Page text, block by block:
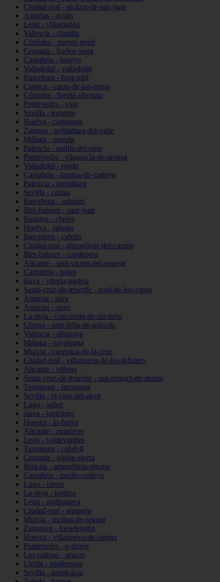
Ciudad-real - alcázar-de-san-juan
Asturias - avilés
León - villamañán
Valencia - chulilla
Córdoba - puente-genil
Granada - huétor-vega
Cantabria - bareyo
Valladolid - valladolid
Barcelona - font-rubí
Cuenca - casas-de-los-pinos
Córdoba - fuente-obejuna
Pontevedra - vigo
Sevilla - tomares
Huelva - cortegana
Zamora - pobladura-del-valle
Málaga - monda
Palencia - autilla-del-pino
Pontevedra - vilagarcía-de-arousa
Valladolid - rueda
Cantabria - marina-de-cudeyo
Palencia - moratinos
Sevilla - camas
Barcelona - subirats
Illes-balears - sant-joan
Badajoz - cheles
Huelva - jabugo
Barcelona - cabrils
Ciudad-real - almodóvar-del-campo
Illes-balears - capdepera
Alicante - sant-vicent-del-raspeig
Cantabria - potes
álava - vitoria-gasteiz
Santa-cruz-de-tenerife - icod-de-los-vinos
Almería - adra
Asturias - siero
La-rioja - cuzcurrita-de-río-tirón
Girona - sant-feliu-de-guíxols
Valencia - alboraya
Málaga - sayalonga
Murcia - caravaca-de-la-cruz
Ciudad-real - villanueva-de-los-infantes
Alicante - villena
Santa-cruz-de-tenerife - san-miguel-de-abona
Tarragona - tarragona
Sevilla - el-viso-del-alcor
Lugo - sober
álava - lantziego
Huesca - la-fueva
Alicante - monòver
León - valdevimbre
Tarragona - calafell
Granada - güejar-sierra
Bizkaia - amorebieta-etxano
Cantabria - medio-cudeyo
Lugo - cervo
La-rioja - lardero
León - molinaseca
Ciudad-real - almagro
Murcia - molina-de-segura
Zaragoza - fuendejalón
Huesca - villanueva-de-sigena
Pontevedra - o-grove
Las-palmas - arucas
Lleida - mollerussa
Sevilla - aznalcázar